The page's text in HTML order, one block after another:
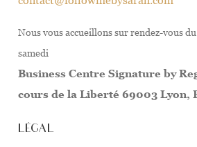
Nous vous accueillons sur rendez-vous
samedi
Business Centre Signature by
cours de la Liberté 69003 Lyon,
LÉGAL